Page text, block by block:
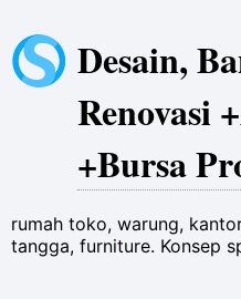
Desain,
Renovasi
+Bursa
rumah toko, warung,
tangga, furniture. Konsep